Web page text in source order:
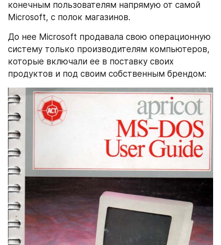
конечным пользователям напрямую от самой
Microsoft, с полок магазинов.
До нее Microsoft продавала свою операционную
систему только производителям компьютеров,
которые включали ее в поставку своих
продуктов и под своим собственным брендом: